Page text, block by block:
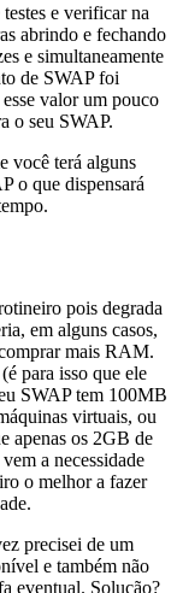
e verificar na
abrindo e fechando
e simultaneamente
de SWAP foi
valor um pouco
o seu SWAP.
você terá alguns
o que dispensará
pois degrada
em alguns casos,
mais RAM.
para isso que ele
SWAP tem 100MB
virtuais, ou
apenas os 2GB de
a necessidade
o melhor a fazer
precisei de um
e também não
eventual. Solução?